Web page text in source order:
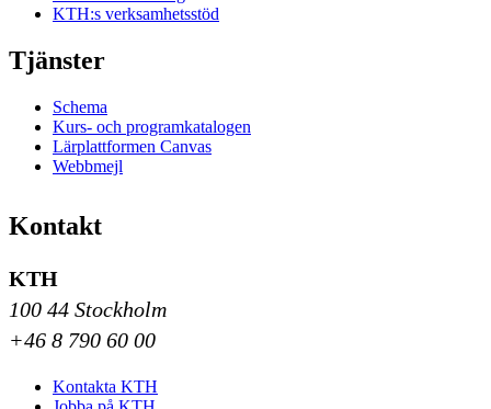
KTH:s verksamhetsstöd
Tjänster
Schema
Kurs- och programkatalogen
Lärplattformen Canvas
Webbmejl
Kontakt
KTH
100 44 Stockholm
+46 8 790 60 00
Kontakta KTH